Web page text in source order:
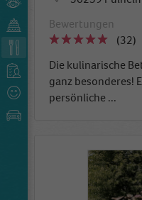
Bewertungen
(32)
Die kulinarische
ganz besonderes!
persönliche ...